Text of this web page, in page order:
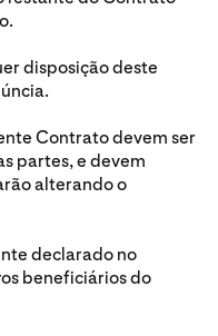
disposição deste
Contrato devem ser
partes, e devem
alterando o
declarado no
beneficiários do